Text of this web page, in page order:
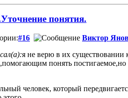
понятия.
#16 Виктор
я не верю в их существовании
понять
человек, который